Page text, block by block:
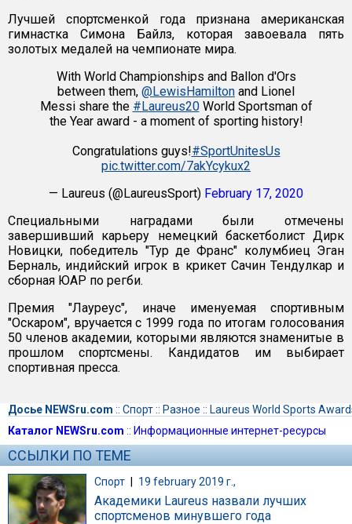
Лучшей спортсменкой года признана американская
гимнастка Симона Байлз, которая завоевала пять
золотых медалей на чемпионате мира.
With World Championships and Ballon d'Ors
between them, @LewisHamilton and Lionel
Messi share the #Laureus20World Sportsman of
the Year award - a moment of sporting history!
Congratulations guys!#SportUnitesUs
pic.twitter.com/7akYcykux2
— Laureus (@LaureusSport) February 17, 2020
Специальными наградами были отмечены
завершивший карьеру немецкий баскетболист Дирк
Новицки, победитель "Тур де Франс" колумбиец Эган
Берналь, индийский игрок в крикет Сачин Тендулкар и
сборная ЮАР по регби.
Премия "Лауреус", иначе именуемая спортивным
"Оскаром", вручается с 1999 года по итогам голосования
50 членов академии, которыми являются знаменитые в
прошлом спортсмены. Кандидатов им выбирает
спортивная пресса.
Досье NEWSru.com :: Спорт:: Разное :: Laureus World Sports
Каталог NEWSru.com :: Информационные интернет-ресурсы
ССЫЛКИ ПО ТЕМЕ
Спорт | 19 february 2019 г.,
Академики Laureus назвали лучших
спортсменов минувшего года